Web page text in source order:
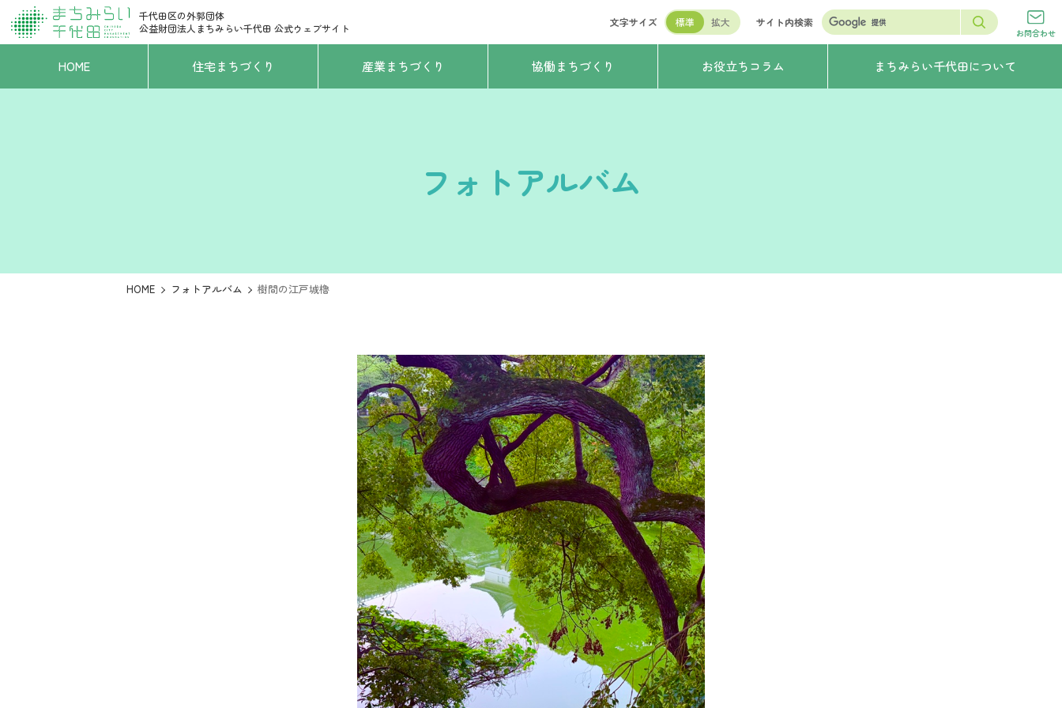
千代田区の外郭団体
公益財団法人まちみらい千代田 公式ウェブサイト 文字サイズ 標準 拡大 サイト内検索
お問合わせ
HOME 住宅まちづくり 産業まちづくり 協働まちづくり お役立ちコラム まちみらい千代田について
フォトアルバム
HOME フォトアルバム 樹間の江戸城櫓